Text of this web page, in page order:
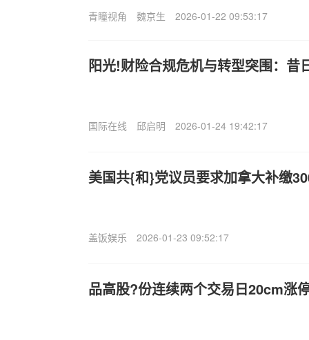
青瞳视角 魏京生 2026-01-22 09:53:17
阳光!财险合规危机与转型突围：昔
国际在线 邱启明 2026-01-24 19:42:17
美国共{和}党议员要求加拿大补缴
盖饭娱乐 2026-01-23 09:52:17
品高股?份连续两个交易日20cm涨